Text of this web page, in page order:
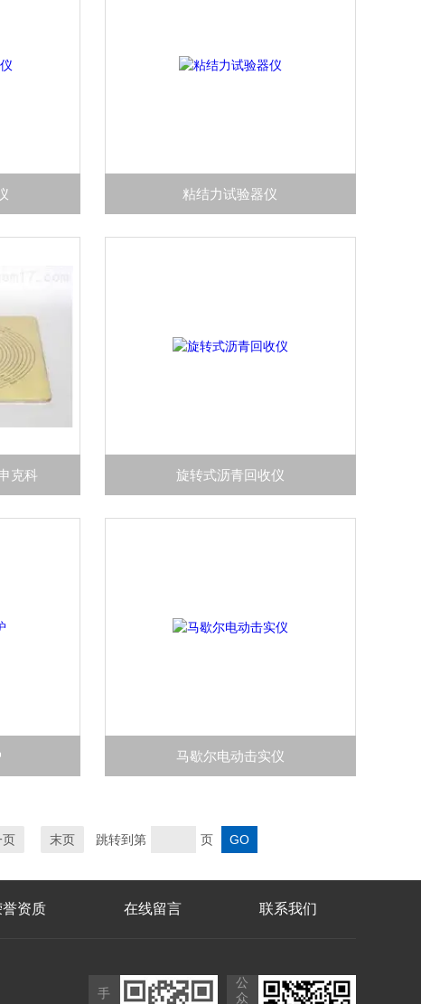
粘结力试验器仪
克科 旋转式沥青回收仪
马歇尔电动击实仪
页 末页 跳转到第 页
誉资质 在线留言 联系我们
手
公
众